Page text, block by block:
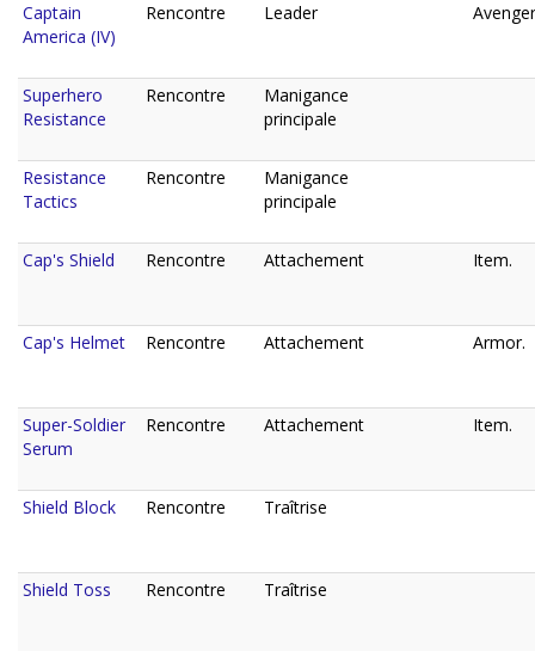
Captain
America (IV)
Rencontre Leader
Superhero
Resistance
Rencontre
Manigance
principale
Resistance
Tactics
Rencontre
Manigance
principale
Cap's Shield Rencontre Attachement Item.
Cap's Helmet Rencontre Attachement Armor.
Super-Soldier
Serum
Rencontre Attachement Item.
Shield Block Rencontre Traîtrise
Shield Toss Rencontre Traîtrise